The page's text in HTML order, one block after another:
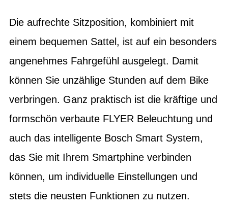
Die aufrechte Sitzposition, kombiniert mit
einem bequemen Sattel, ist auf ein besonders
angenehmes Fahrgefühl ausgelegt. Damit
können Sie unzählige Stunden auf dem Bike
verbringen. Ganz praktisch ist die kräftige und
formschön verbaute FLYER Beleuchtung und
auch das intelligente Bosch Smart System,
das Sie mit Ihrem Smartphine verbinden
können, um individuelle Einstellungen und
stets die neusten Funktionen zu nutzen.